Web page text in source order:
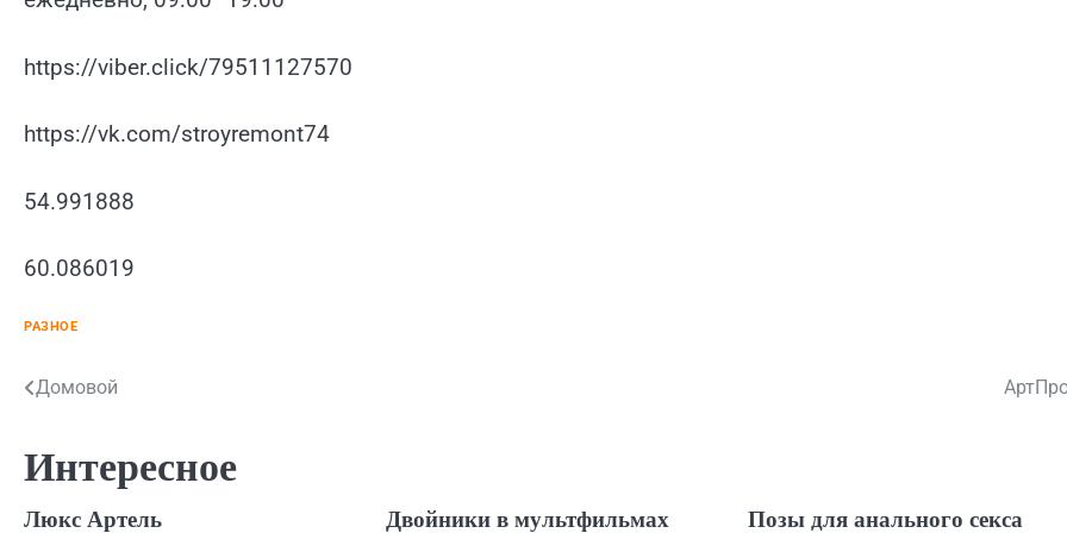
https://viber.click/79511127570
https://vk.com/stroyremont74
54.991888
60.086019
РАЗНОЕ
Навигация
записям
Домовой
Интересное
Люкс Артель Двойники в мультфильмах Позы для анального секса